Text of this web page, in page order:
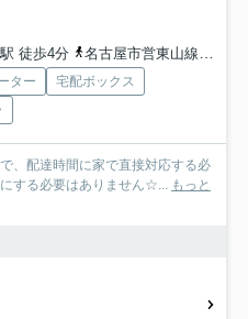
徒歩4分
名古屋市営東山線「伏見」駅 徒歩12分
ター
宅配ボックス
、配達時間に家で直接対応する必
する必要はありません☆... もっと